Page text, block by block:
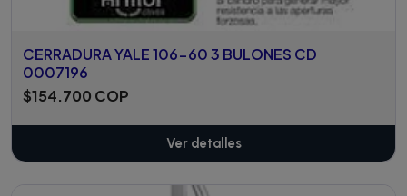
CERRADURA YALE 106-60 3 BULONES CD
0007196
$154.700 COP
Ver detalles